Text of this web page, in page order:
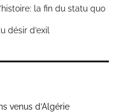
la fin du statu quo
désir d’exil
venus d’Algérie